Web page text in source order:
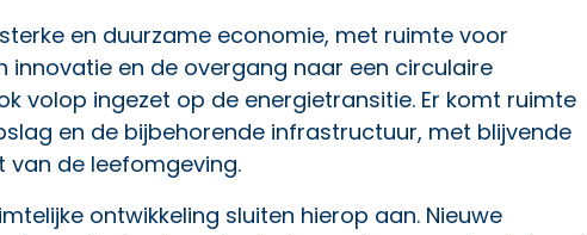
en duurzame economie, met ruimte voor
innovatie en de overgang naar een circulaire
volop ingezet op de energietransitie. Er komt ruimte
en de bijbehorende infrastructuur, met blijvende
de leefomgeving.
ontwikkeling sluiten hierop aan. Nieuwe